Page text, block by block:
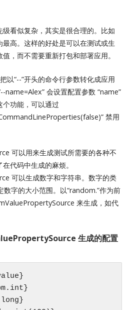
看似复杂，其实是很合理的。比如
高。这样的好处是可以在测试或生
，而不需要重新打包和部署应用。
以“--”开头的命令行参数转化成应用
name=Alex” 会设置配置参数 “name”
个功能，可以通过
禁用
可以用来生成测试所需要的各种不
代码中生成的麻烦。
可以生成数字和字符串。数字的类
字的大小范围。以“random.”作为前
来生成，如代
生成的配置